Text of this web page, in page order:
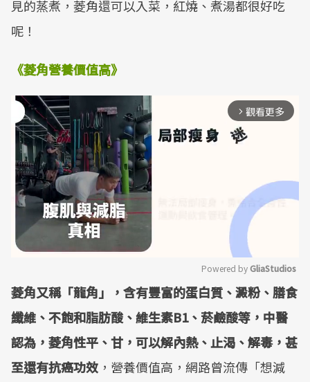
見的蒸煮，菱角還可以入菜，紅燒、煮湯都很好吃
呢！
《菱角營養價值高》
arrow_forward_ios 觀看更多
Mute
Powered by GliaStudios
菱角又稱「龍角」，含有豐富的蛋白質、澱粉、膳食
纖維、不飽和脂肪酸、維生素B1、菸鹼酸等，中醫
認為，菱角性平、甘，可以解內熱、止渴、解毒，甚
至還有抗癌功效 ，營養價值高，網路曾流傳「想減